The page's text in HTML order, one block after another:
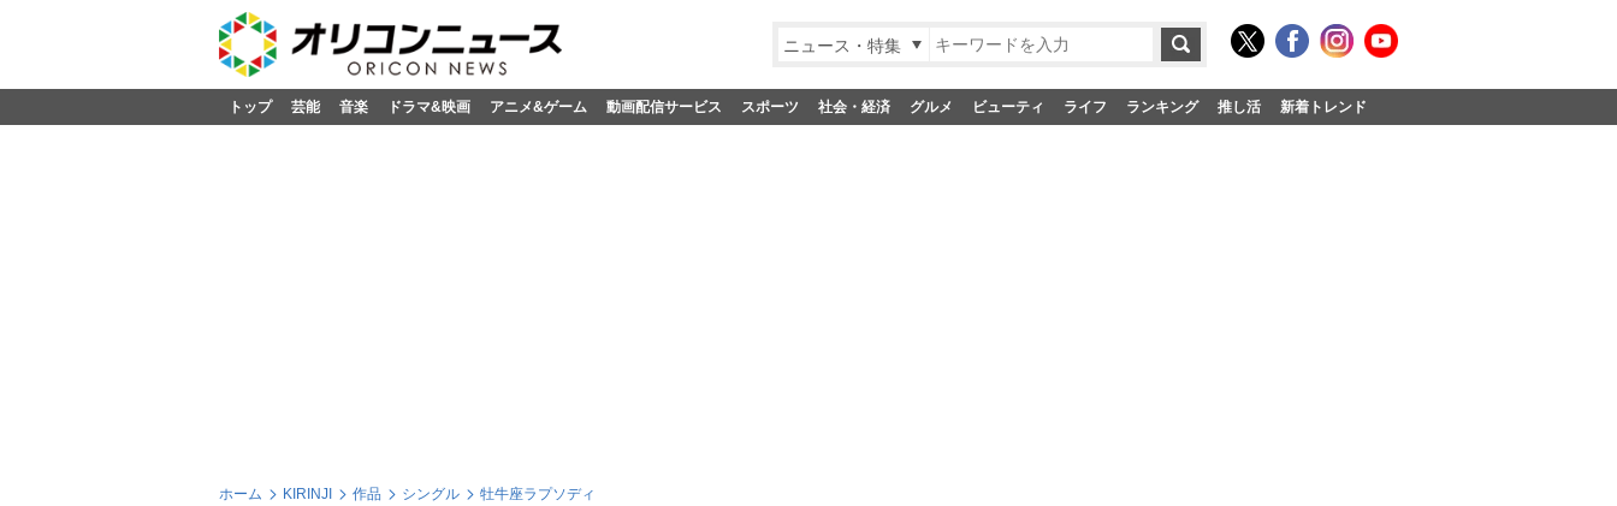
ニュース・特集
トップ 芸能 音楽 ドラマ&映画 アニメ&ゲーム 動画配信サービス スポーツ 社会・経済 グルメ ビューティ ライフ ランキング 推し活 新着トレンド
ホーム KIRINJI 作品 シングル 牡牛座ラプソディ